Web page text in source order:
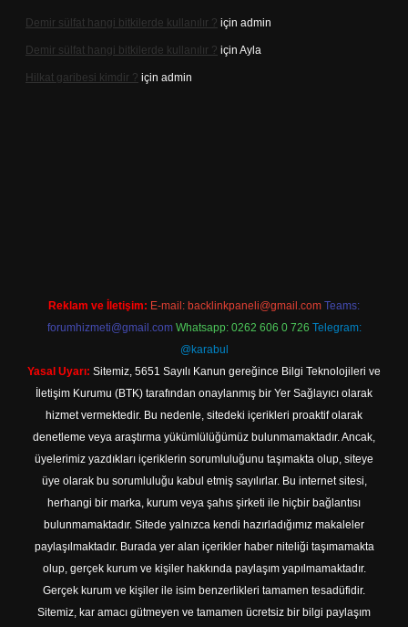
Demir sülfat hangi bitkilerde kullanılır ? için admin
Demir sülfat hangi bitkilerde kullanılır ? için Ayla
Hilkat garibesi kimdir ? için admin
Reklam ve İletişim: E-mail: backlinkpaneli@gmail.com Teams:
forumhizmeti@gmail.com Whatsapp: 0262 606 0 726 Telegram:
@karabul
Yasal Uyarı: Sitemiz, 5651 Sayılı Kanun gereğince Bilgi Teknolojileri ve
İletişim Kurumu (BTK) tarafından onaylanmış bir Yer Sağlayıcı olarak
hizmet vermektedir. Bu nedenle, sitedeki içerikleri proaktif olarak
denetleme veya araştırma yükümlülüğümüz bulunmamaktadır. Ancak,
üyelerimiz yazdıkları içeriklerin sorumluluğunu taşımakta olup, siteye
üye olarak bu sorumluluğu kabul etmiş sayılırlar. Bu internet sitesi,
herhangi bir marka, kurum veya şahıs şirketi ile hiçbir bağlantısı
bulunmamaktadır. Sitede yalnızca kendi hazırladığımız makaleler
paylaşılmaktadır. Burada yer alan içerikler haber niteliği taşımamakta
olup, gerçek kurum ve kişiler hakkında paylaşım yapılmamaktadır.
Gerçek kurum ve kişiler ile isim benzerlikleri tamamen tesadüfidir.
Sitemiz, kar amacı gütmeyen ve tamamen ücretsiz bir bilgi paylaşım